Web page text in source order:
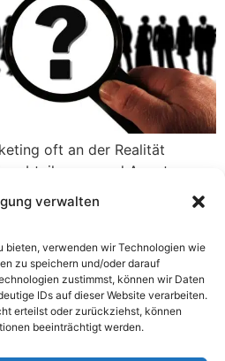
verwalten
bieten, verwenden wir Technologien wie
zu speichern und/oder darauf
zustimmst, können wir Daten
IDs auf dieser Website verarbeiten.
erteilst oder zurückziehst, können
beeinträchtigt werden.
oft an der Realität
und Agenturen
Diversität, Achtsamkeit,
nicht mit moralischen
Denn während Unternehmen
reagieren viele Zielgruppen
Desinteresse. Der